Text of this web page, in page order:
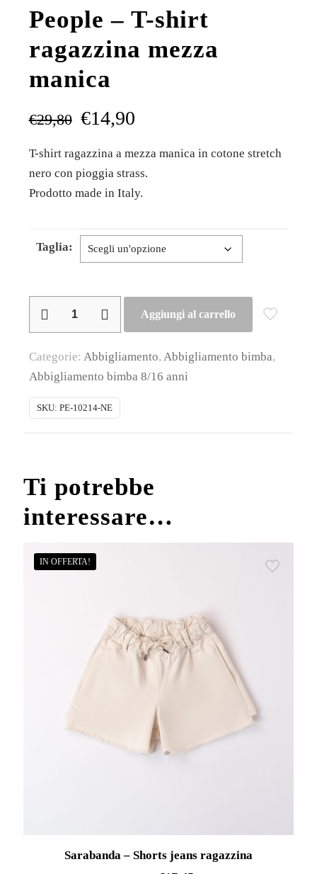
People – T-shirt
ragazzina mezza
manica
€29,80 €14,90
T-shirt ragazzina a mezza manica in cotone stretch
nero con pioggia strass.
Prodotto made in Italy.
Taglia:
shirt
ragazzina
mezza
Aggiungi al carrello
Categorie: Abbigliamento, Abbigliamento bimba,
Abbigliamento bimba 8/16 anni
SKU: PE-10214-NE
Ti potrebbe
interessare…
IN OFFERTA!
Sarabanda – Shorts jeans ragazzina